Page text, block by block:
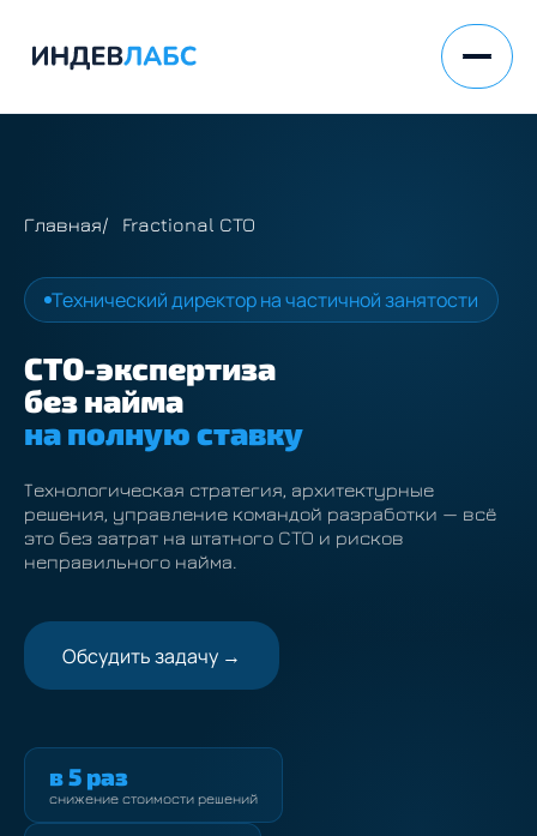
Главная Fractional CTO
Технический директор на частичной занятости
CTO-экспертиза
без найма
на полную ставку
Технологическая стратегия, архитектурные
решения, управление командой разработки — всё
это без затрат на штатного CTO и рисков
неправильного найма.
Обсудить задачу →
в 5 раз
снижение стоимости решений